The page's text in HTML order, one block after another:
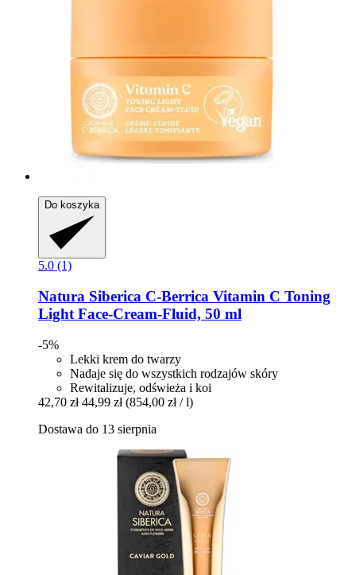
Do koszyka
5.0 (1)
Natura Siberica C-​Berrica Vitamin C Toning
Light Face-​Cream-​Fluid, 50 ml
-5%
Lekki krem ​​do twarzy
Nadaje się do wszystkich rodzajów skóry
Rewitalizuje, odświeża i koi
42,70 zł 44,99 zł (854,00 zł / l)
Dostawa do 13 sierpnia